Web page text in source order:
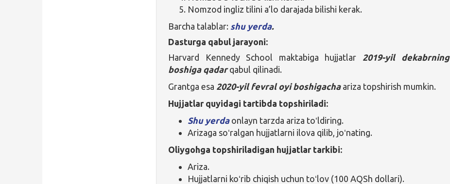
Nomzod ingliz tilini a’lo darajada bilishi kerak.
Barcha talablar: shu yerda.
Dasturga qabul jarayoni:
Harvard Kennedy School maktabiga hujjatlar 2019-yil dekabrning
boshiga qadarqabul qilinadi.
Grantga esa 2020-yil fevral oyi boshigachaariza topshirish mumkin.
Hujjatlar quyidagi tartibda topshiriladi:
Shu yerdaonlayn tarzda ariza toʻldiring.
Arizaga soʻralgan hujjatlarni ilova qilib, joʻnating.
Oliygohga topshiriladigan hujjatlar tarkibi:
Ariza.
Hujjatlarni koʻrib chiqish uchun toʻlov (100 AQSh dollari).